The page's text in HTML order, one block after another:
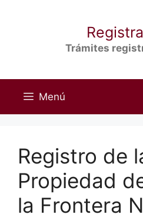
Trámites
Menú
Registro de
Propiedad
la Frontera